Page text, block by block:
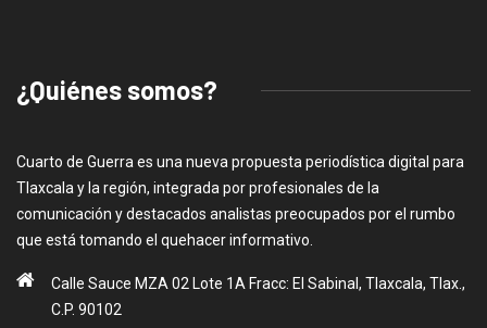
¿Quiénes somos?
Cuarto de Guerra es una nueva propuesta periodística digital para
Tlaxcala y la región, integrada por profesionales de la
comunicación y destacados analistas preocupados por el rumbo
que está tomando el quehacer informativo.
Calle Sauce MZA 02 Lote 1A Fracc: El Sabinal, Tlaxcala, Tlax.,
C.P. 90102